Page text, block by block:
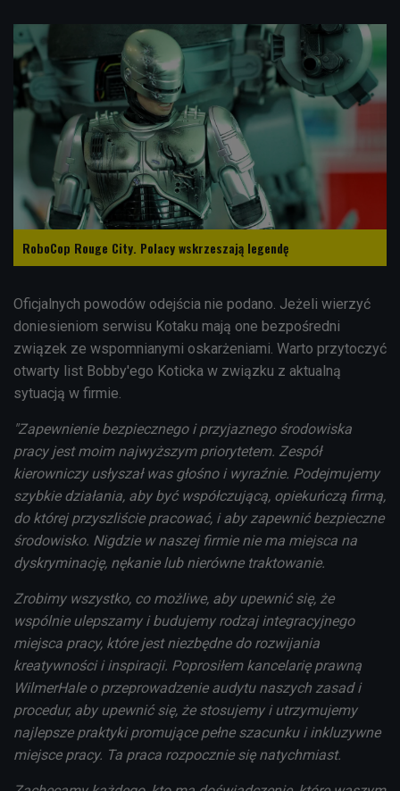
RoboCop Rouge City. Polacy wskrzeszają legendę
Oficjalnych powodów odejścia nie podano. Jeżeli wierzyć
doniesieniom serwisu Kotaku mają one bezpośredni
związek ze wspomnianymi oskarżeniami. Warto przytoczyć
otwarty list Bobby'ego Koticka w związku z aktualną
sytuacją w firmie.
"Zapewnienie bezpiecznego i przyjaznego środowiska
pracy jest moim najwyższym priorytetem. Zespół
kierowniczy usłyszałwas głośno i wyraźnie. Podejmujemy
szybkie działania, aby byćwspółczującą, opiekuńczą firmą,
do której przyszliście pracować, i aby zapewnićbezpieczne
środowisko. Nigdzie w naszej firmie nie ma miejsca na
dyskryminację, nękanie lub nierówne traktowanie.
Zrobimy wszystko, co możliwe, aby upewnićsię, że
wspólnie ulepszamy i budujemy rodzaj integracyjnego
miejsca pracy, które jest niezbędne do rozwijania
kreatywności i inspiracji. Poprosiłem kancelarięprawną
WilmerHale o przeprowadzenie audytu naszych zasad i
procedur, aby upewnićsię, że stosujemy i utrzymujemy
najlepsze praktyki promujące pełne szacunku i inkluzywne
miejsce pracy. Ta praca rozpocznie sięnatychmiast.